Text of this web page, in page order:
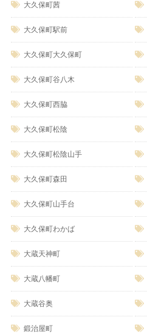
大久保町茜
大久保町駅前
大久保町大久保町
大久保町谷八木
大久保町西脇
大久保町松陰
大久保町松陰山手
大久保町森田
大久保町山手台
大久保町わかば
大蔵天神町
大蔵八幡町
大蔵谷奥
鍛治屋町